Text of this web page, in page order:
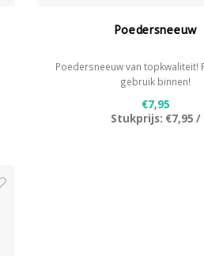
Poedersneeuw
Poedersneeuw van topkwaliteit!
gebruik binnen!
€7,95
Stukprijs: €7,95 /